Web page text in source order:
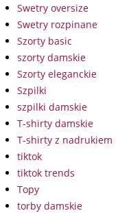
Swetry oversize
Swetry rozpinane
Szorty basic
szorty damskie
Szorty eleganckie
Szpilki
szpilki damskie
T-shirty damskie
T-shirty z nadrukiem
tiktok
tiktok trends
Topy
torby damskie